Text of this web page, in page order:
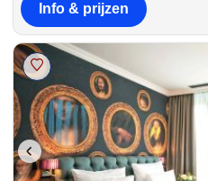
Info & prijzen